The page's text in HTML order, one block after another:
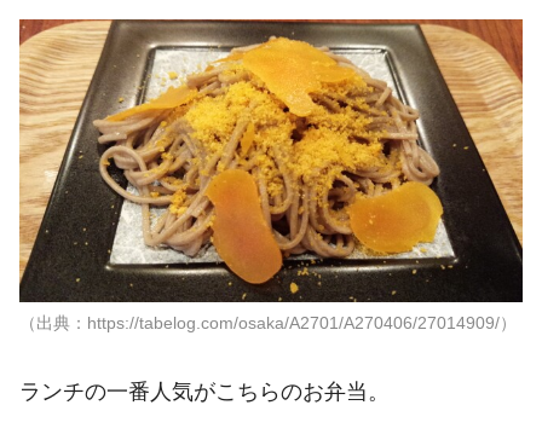
（出典：https://tabelog.com/osaka/A2701/A270406/27014909/）
ランチの一番人気がこちらのお弁当。